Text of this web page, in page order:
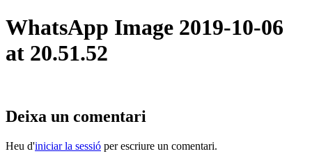
WhatsApp Image 2019-10-06
at 20.51.52
Deixa un comentari
Heu d'iniciar la sessió per escriure un comentari.